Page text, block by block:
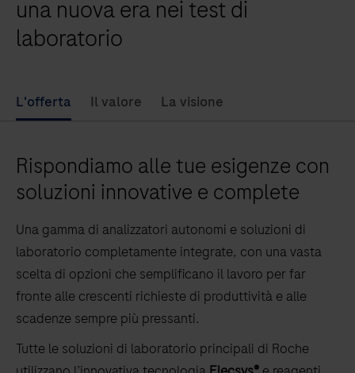
una nuova era nei test di
laboratorio
L'offerta Il valore La visione
Rispondiamo alle tue esigenze con
soluzioni innovative e complete
Una gamma di analizzatori autonomi e soluzioni di
laboratorio completamente integrate, con una vasta
scelta di opzioni che semplificano il lavoro per far
fronte alle crescenti richieste di produttività e alle
scadenze sempre più pressanti.
Tutte le soluzioni di laboratorio principali di Roche